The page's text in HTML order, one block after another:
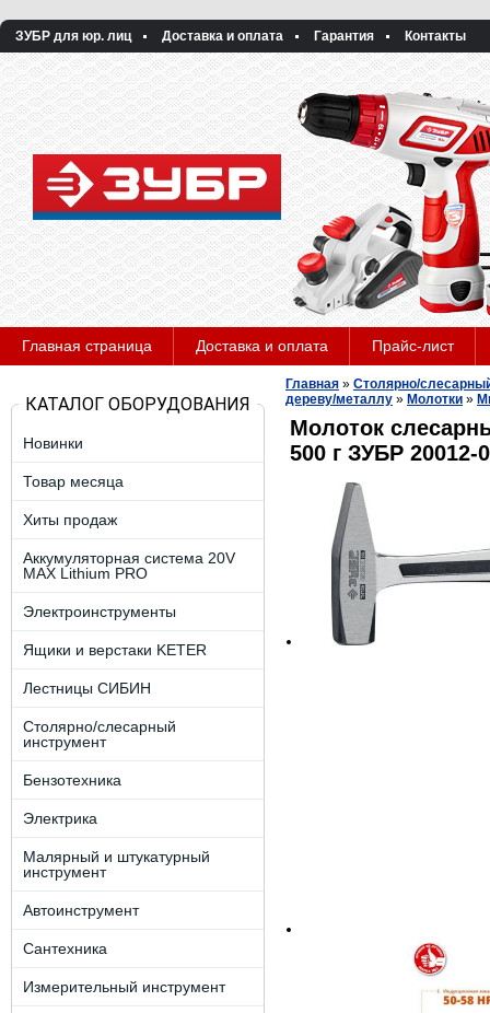
ЗУБР для юр. лиц Доставка и оплата Гарантия Контакты
Главная страница Доставка и оплата Прайс-лист
КАТАЛОГ ОБОРУДОВАНИЯ
Новинки
Товар месяца
Хиты продаж
Аккумуляторная система 20V
MAX Lithium PRO
Электроинструменты
Ящики и верстаки KETER
Лестницы СИБИН
Столярно/слесарный
инструмент
Бензотехника
Электрика
Малярный и штукатурный
инструмент
Автоинструмент
Сантехника
Измерительный инструмент
Главная » Столярно/
дереву/металлу » Молотки »
Молоток
500 г ЗУБР 20012-